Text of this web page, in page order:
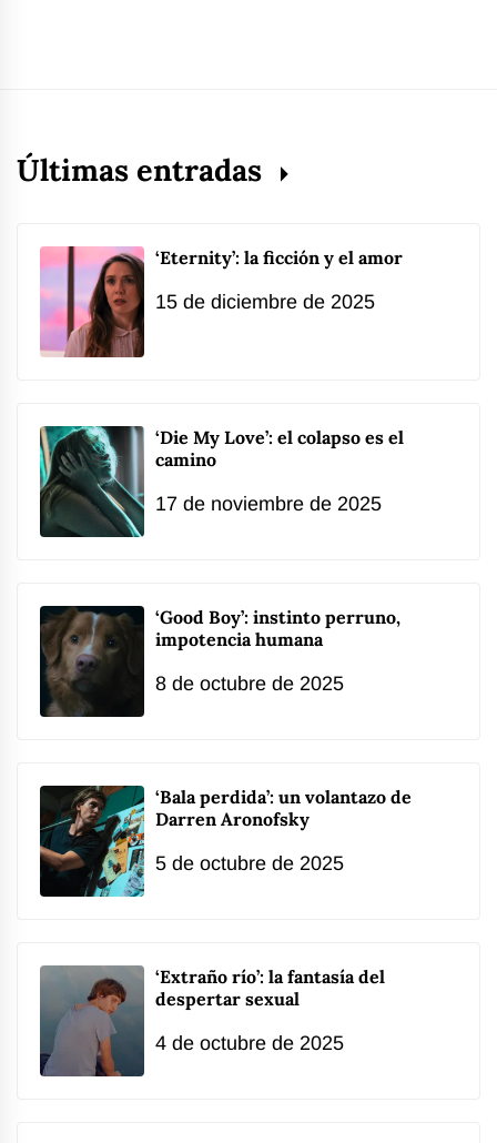
Últimas entradas
‘Eternity’: la ficción y el amor
15 de diciembre de 2025
‘Die My Love’: el colapso es el
camino
17 de noviembre de 2025
‘Good Boy’: instinto perruno,
impotencia humana
8 de octubre de 2025
‘Bala perdida’: un volantazo de
Darren Aronofsky
5 de octubre de 2025
‘Extraño río’: la fantasía del
despertar sexual
4 de octubre de 2025